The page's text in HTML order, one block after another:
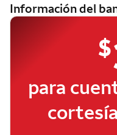
Información del
$
para